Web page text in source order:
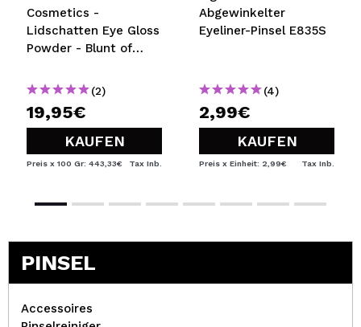
Cosmetics -
Lidschatten Eye Gloss
Powder - Blunt of
(2)
19,95€
KAUFEN
Preis x 100 Gr: 443,33€ Tax Inb.
Abgewinkelter
Eyeliner-Pinsel E835S
(4)
2,99€
KAUFEN
Preis x Einheit: 2,99€ Tax Inb.
PINSEL
Accessoires